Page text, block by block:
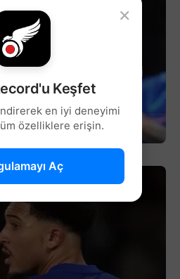
Beşiktaş’a maliyeti
×
Keşfet
en iyi deneyimi
özelliklere erişin.
Aç